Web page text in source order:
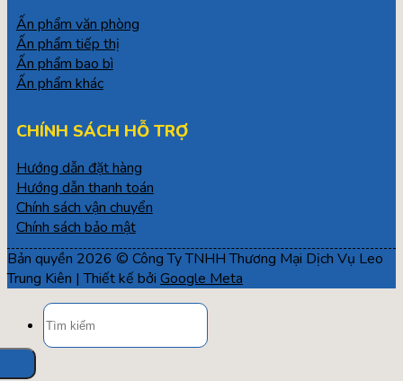
Ấn phẩm văn phòng
Ấn phẩm tiếp thị
Ấn phẩm bao bì
Ấn phẩm khác
CHÍNH SÁCH HỖ TRỢ
Hướng dẫn đặt hàng
Hướng dẫn thanh toán
Chính sách vận chuyển
Chính sách bảo mật
Bản quyền 2026 © Công Ty TNHH Thương Mại Dịch Vụ Leo
Trung Kiên | Thiết kế bởi Google Meta
Tìm
kiếm: